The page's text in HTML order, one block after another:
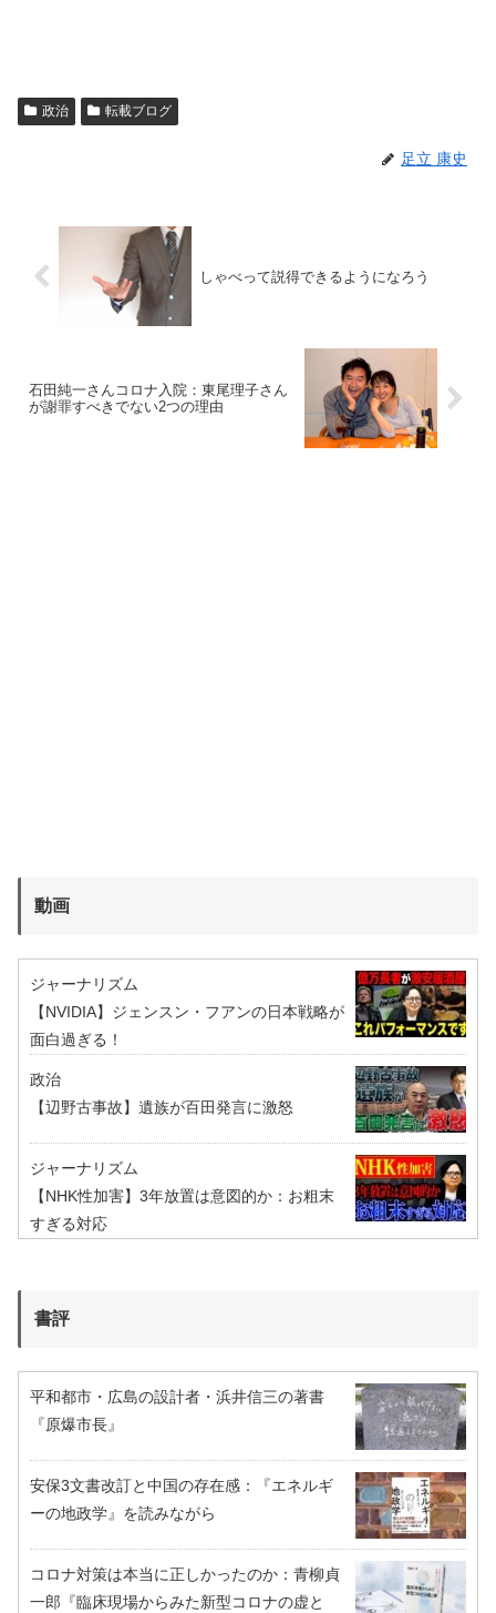
政治 転載ブログ
足立 康史
しゃべって説得できるようになろう
石田純一さんコロナ入院：東尾理子さん
が謝罪すべきでない2つの理由
動画
ジャーナリズム
【NVIDIA】ジェンスン・フアンの日本戦略が
面白過ぎる！
政治
【辺野古事故】遺族が百田発言に激怒
ジャーナリズム
【NHK性加害】3年放置は意図的か：お粗末
すぎる対応
書評
平和都市・広島の設計者・浜井信三の著書
『原爆市長』
安保3文書改訂と中国の存在感：『エネルギ
ーの地政学』を読みながら
コロナ対策は本当に正しかったのか：青柳貞
一郎『臨床現場からみた新型コロナの虚と